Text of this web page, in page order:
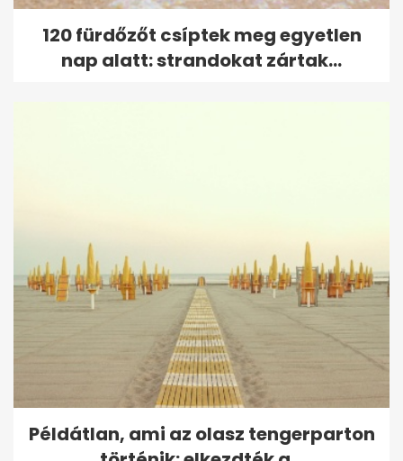
120 fürdőzőt csíptek meg egyetlen
nap alatt: strandokat zártak...
Példátlan, ami az olasz tengerparton